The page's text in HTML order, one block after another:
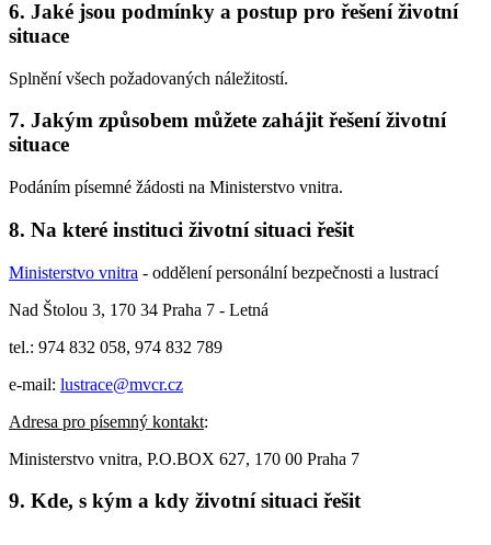
6. Jaké jsou podmínky a postup pro řešení životní
situace
Splnění všech požadovaných náležitostí.
7. Jakým způsobem můžete zahájit řešení životní
situace
Podáním písemné žádosti na Ministerstvo vnitra.
8. Na které instituci životní situaci řešit
Ministerstvo vnitra - oddělení personální bezpečnosti a lustrací
Nad Štolou 3, 170 34 Praha 7 - Letná
tel.: 974 832 058, 974 832 789
e-mail: lustrace@mvcr.cz
Adresa pro písemný kontakt:
Ministerstvo vnitra, P.O.BOX 627, 170 00 Praha 7
9. Kde, s kým a kdy životní situaci řešit